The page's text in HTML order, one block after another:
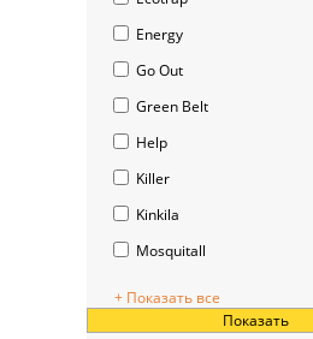
Energy
Go Out
Green Belt
Help
Killer
Kinkila
Mosquitall
+ Показать все
Показать